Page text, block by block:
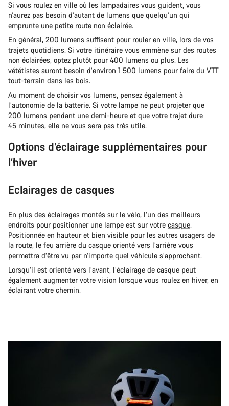
Si vous roulez en ville où les lampadaires vous guident, vous
n’aurez pas besoin d’autant de lumens que quelqu’un qui
emprunte une petite route non éclairée.
En général, 200 lumens suffisent pour rouler en ville, lors de vos
trajets quotidiens. Si votre itinéraire vous emmène sur des routes
non éclairées, optez plutôt pour 400 lumens ou plus. Les
vététistes auront besoin d’environ 1 500 lumens pour faire du VTT
tout-terrain dans les bois.
Au moment de choisir vos lumens, pensez également à
l’autonomie de la batterie. Si votre lampe ne peut projeter que
200 lumens pendant une demi-heure et que votre trajet dure
45 minutes, elle ne vous sera pas très utile.
Options d’éclairage supplémentaires pour
l’hiver
Eclairages de casques
En plus des éclairages montés sur le vélo, l’un des meilleurs
endroits pour positionner une lampe est sur votre casque.
Positionnée en hauteur et bien visible pour les autres usagers de
la route, le feu arrière du casque orienté vers l’arrière vous
permettra d’être vu par n’importe quel véhicule s’approchant.
Lorsqu’il est orienté vers l’avant, l’éclairage de casque peut
également augmenter votre vision lorsque vous roulez en hiver, en
éclairant votre chemin.